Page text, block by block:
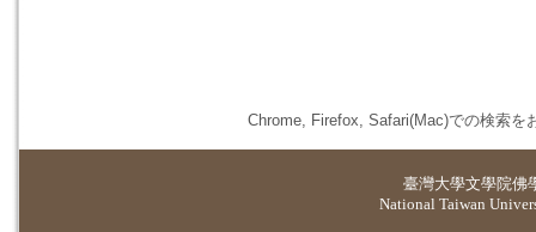
Chrome, Firefox, Safari(Mac)での検索を
臺灣大學文學院佛
National Taiwan